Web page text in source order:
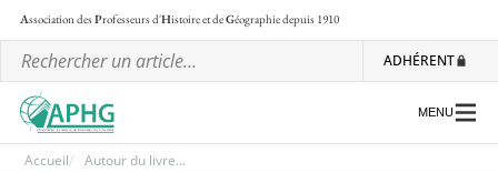
Association desProfesseurs d'Histoire et deGéographiedepuis 1910
ADHÉRENT
MENU
Accueil Autour du livre...